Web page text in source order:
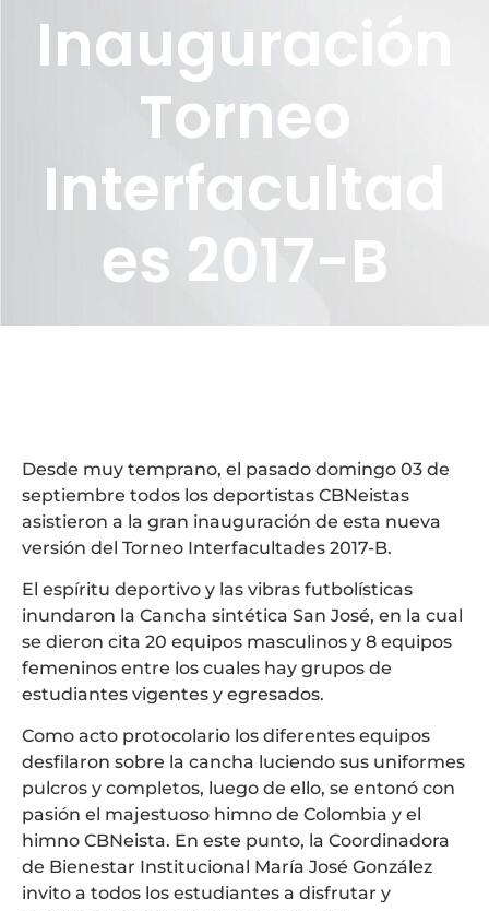
Inauguración
Torneo
Interfacultad
es 2017-B
Desde muy temprano, el pasado domingo 03 de
septiembre todos los deportistas CBNeistas
asistieron a la gran inauguración de esta nueva
versión del Torneo Interfacultades 2017-B.
El espíritu deportivo y las vibras futbolísticas
inundaron la Cancha sintética San José, en la cual
se dieron cita 20 equipos masculinos y 8 equipos
femeninos entre los cuales hay grupos de
estudiantes vigentes y egresados.
Como acto protocolario los diferentes equipos
desfilaron sobre la cancha luciendo sus uniformes
pulcros y completos, luego de ello, se entonó con
pasión el majestuoso himno de Colombia y el
himno CBNeista. En este punto, la Coordinadora
de Bienestar Institucional María José González
invito a todos los estudiantes a disfrutar y